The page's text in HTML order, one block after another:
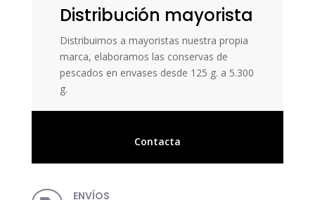
Distribución mayorista
Distribuimos a mayoristas nuestra propia
marca, elaboramos las conservas de
pescados en envases desde 125 g. a 5.300
g.
Contacta
ENVÍOS